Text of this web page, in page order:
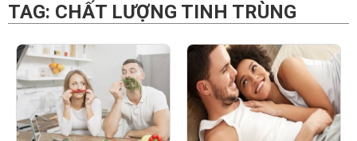
TAG: CHẤT LƯỢNG TINH TRÙNG